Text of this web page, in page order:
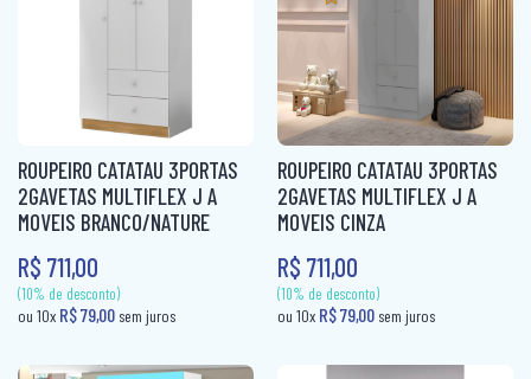
(10% de desconto) ou 10x
ROUPEIRO CATATAU 3PORTAS
2GAVETAS MULTIFLEX J A
MOVEIS BRANCO/NATURE
R$ 711,00
ROUPEIRO CATATAU 3PORTAS
2GAVETAS MULTIFLEX J A
MOVEIS CINZA
R$ 711,00